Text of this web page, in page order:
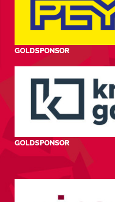
GOLDSPONSOR
GOLDSPONSOR